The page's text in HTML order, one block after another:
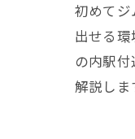
初めて
出せる
の内駅
解説しま